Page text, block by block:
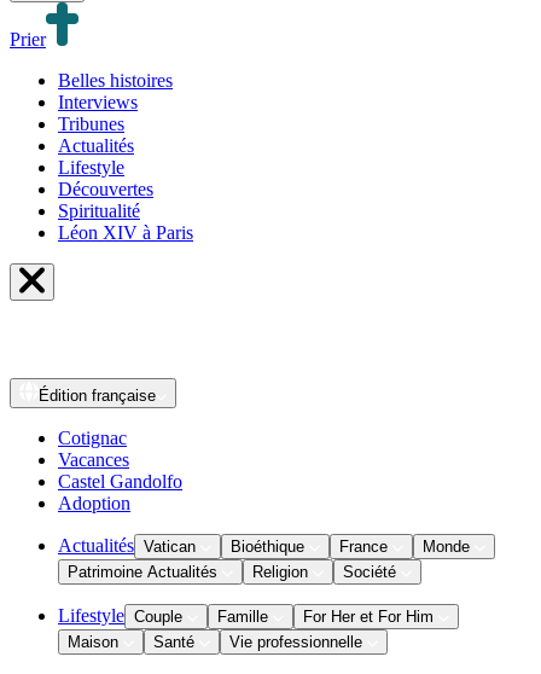
Prier
Belles histoires
Interviews
Tribunes
Actualités
Lifestyle
Découvertes
Spiritualité
Léon XIV à Paris
Édition française
Cotignac
Vacances
Castel Gandolfo
Adoption
Actualités Vatican Bioéthique France
Monde
Patrimoine Actualités
Religion Société
Lifestyle Couple Famille
For Her et For Him
Maison
Santé Vie professionnelle